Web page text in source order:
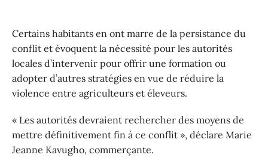
Certains habitants en ont marre de la persistance du
conflit et évoquent la nécessité pour les autorités
locales d’intervenir pour offrir une formation ou
adopter d’autres stratégies en vue de réduire la
violence entre agriculteurs et éleveurs.
« Les autorités devraient rechercher des moyens de
mettre définitivement fin à ce conflit », déclare Marie
Jeanne Kavugho, commerçante.